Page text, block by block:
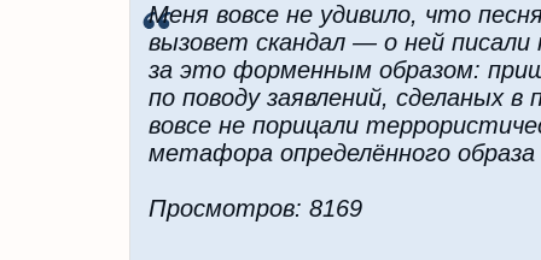
Меня вовсе не удивило, что
вызовет скандал — о ней
за это форменным образом:
по поводу заявлений, сделаных
вовсе не порицали
метафора определённого
Просмотров: 8169